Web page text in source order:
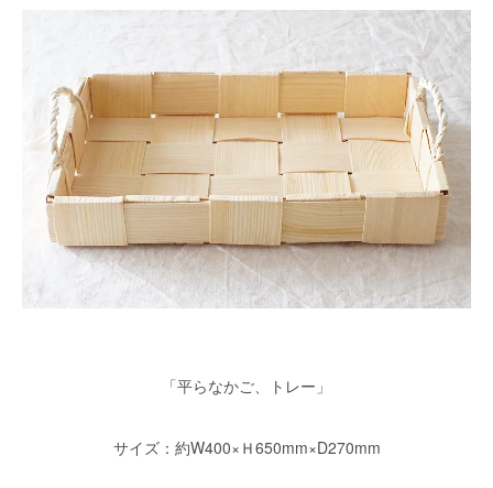
「平らなかご、トレー」
サイズ：約W400×Ｈ650mm×D270mm